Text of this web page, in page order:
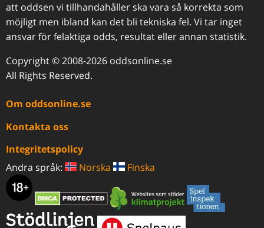
att oddsen vi tillhandahåller ska vara så korrekta som
möjligt men ibland kan det bli tekniska fel. Vi tar inget
ansvar för felaktiga odds, resultat eller annan statistik.
Copyright © 2008-2026 oddsonline.se
All Rights Reserved.
Om oddsonline.se
Kontakta oss
Integritetspolicy
Andra språk:
Norska Finska